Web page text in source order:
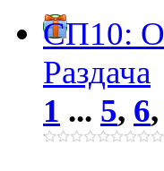
СП10:
Раздача
1 ... 5, 6,